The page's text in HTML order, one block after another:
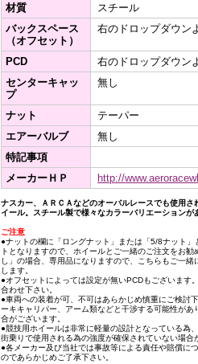
材質
スチール
バックスペース
（オフセット）
右のドロップダウン
PCD
右のドロップダウン
センターキャッ
プ
無し
ナット
テーパー
エアーバルブ
無し
特記事項
メーカーＨＰ
http://
ナスカー、ＡＲＣＡなどのオーバルレースでも使用さ
イール。スチール製で様々なカラーバリエーションが
ご注意
●ナットの欄に「ロングナット」または「5/8ナット」
トとなりますので、ホイールとご一緒のご注文をお
し」の場合、専用品になりますので、こちらもご一
します。
●オフセットによっては設定が無いPCDもございます
合わせ下さい。
●車両への装着が可、不可はあらかじめ慎重にご検討
ーキキャリパー、アーム類などと干渉する可能性があ
合がございます。
●競技用ホイールは非常に軽量の設計となっている為
街乗りで使用される為の強度が確保されていない場合
●各メーカー及び当社では事故等による責任や賠償に
のであらかじめご了承下さい。